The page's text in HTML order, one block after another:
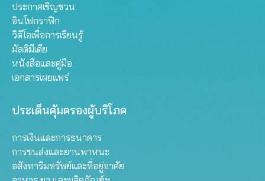
ประกาศเชิญชวน
อินโฟกราฟิก
วิดีโอเพื่อการเรียนรู้
มัลติมีเดีย
หนังสือและคู่มือ
เอกสารเผยแพร่
ประเด็นคุ้มครองผู้บริโภค
การเงินและการธนาคาร
การขนส่งและยานพาหนะ
อสังหาริมทรัพย์และที่อยู่อาศัย